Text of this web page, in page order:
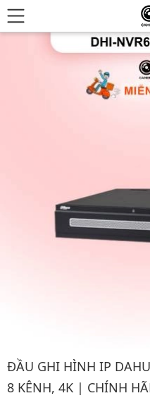
Hình ảnh đại diện của sản
ĐẦU GHI HÌNH IP
8 KÊNH, 4K | CHÍNH